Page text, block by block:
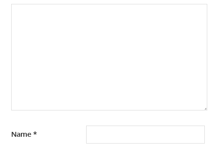
Name *